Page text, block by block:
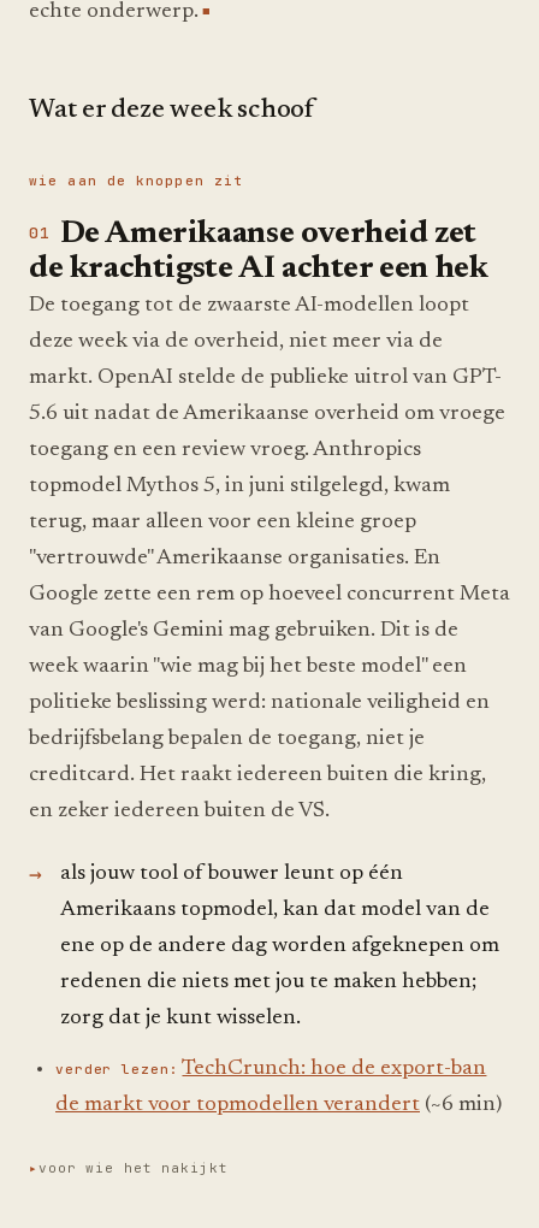
echte onderwerp.
Wat er deze week schoof
wie aan de knoppen zit
De Amerikaanse overheid zet
de krachtigste AI achter een hek
De toegang tot de zwaarste AI-modellen loopt
deze week via de overheid, niet meer via de
markt. OpenAI stelde de publieke uitrol van GPT-
5.6 uit nadat de Amerikaanse overheid om vroege
toegang en een review vroeg. Anthropics
topmodel Mythos 5, in juni stilgelegd, kwam
terug, maar alleen voor een kleine groep
"vertrouwde" Amerikaanse organisaties. En
Google zette een rem op hoeveel concurrent Meta
van Google's Gemini mag gebruiken. Dit is de
week waarin "wie mag bij het beste model" een
politieke beslissing werd: nationale veiligheid en
bedrijfsbelang bepalen de toegang, niet je
creditcard. Het raakt iedereen buiten die kring,
en zeker iedereen buiten de VS.
als jouw tool of bouwer leunt op één
Amerikaans topmodel, kan dat model van de
ene op de andere dag worden afgeknepen om
redenen die niets met jou te maken hebben;
zorg dat je kunt wisselen.
verder lezen: TechCrunch: hoe de export-ban
de markt voor topmodellen verandert (~6 min)
voor wie het nakijkt